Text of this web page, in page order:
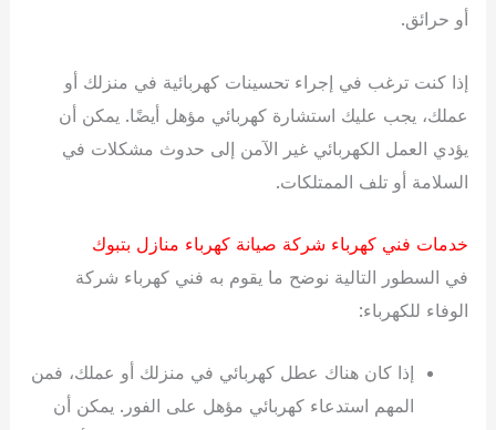
أو حرائق.
إذا كنت ترغب في إجراء تحسينات كهربائية في منزلك أو
عملك، يجب عليك استشارة كهربائي مؤهل أيضًا. يمكن أن
يؤدي العمل الكهربائي غير الآمن إلى حدوث مشكلات في
السلامة أو تلف الممتلكات.
خدمات فني كهرباء شركة صيانة كهرباء منازل بتبوك
في السطور التالية نوضح ما يقوم به فني كهرباء شركة
الوفاء للكهرباء:
إذا كان هناك عطل كهربائي في منزلك أو عملك، فمن
المهم استدعاء كهربائي مؤهل على الفور. يمكن أن